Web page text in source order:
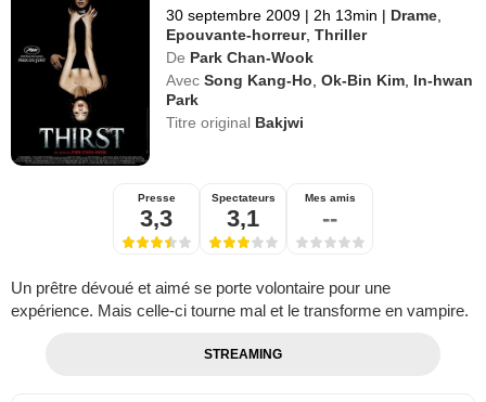
30 septembre 2009 | 2h 13min | Drame
Epouvante-horreur,Thriller
De Park Chan-Wook
Avec Song Kang-Ho ,Ok-Bin Kim In-hwan
Park
Titre original Bakjwi
Presse
3,3
Spectateurs
3,1
Mes amis
--
Un prêtre dévoué et aimé se porte volontaire pour une
expérience. Mais celle-ci tourne mal et le transforme en vampire.
STREAMING